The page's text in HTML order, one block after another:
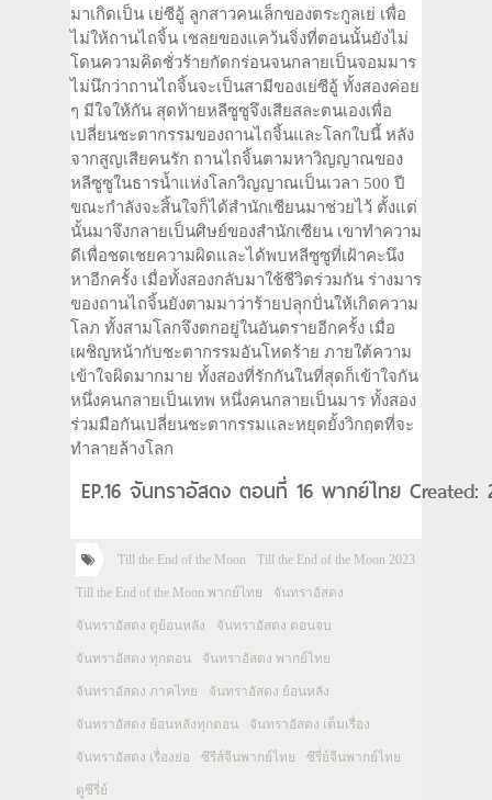
มาเกิดเป็น เย่ซีอู้ ลูกสาวคนเล็กของตระกูลเย่ เพื่อ
ไม่ให้ถานไถจิ้น เชลยของแคว้นจิ่งที่ตอนนั้นยังไม่
โดนความคิดชั่วร้ายกัดกร่อนจนกลายเป็นจอมมาร
ไม่นึกว่าถานไถจิ้นจะเป็นสามีของเย่ซีอู้ ทั้งสองค่อย
ๆ มีใจให้กัน สุดท้ายหลีซูซูจึงเสียสละตนเองเพื่อ
เปลี่ยนชะตากรรมของถานไถจิ้นและโลกใบนี้ หลัง
จากสูญเสียคนรัก ถานไถจิ้นตามหาวิญญาณของ
หลีซูซูในธารน้ำแห่งโลกวิญญาณเป็นเวลา 500 ปี
ขณะกำลังจะสิ้นใจก็ได้สำนักเซียนมาช่วยไว้ ตั้งแต่
นั้นมาจึงกลายเป็นศิษย์ของสำนักเซียน เขาทำความ
ดีเพื่อชดเชยความผิดและได้พบหลีซูซูที่เฝ้าคะนึง
หาอีกครั้ง เมื่อทั้งสองกลับมาใช้ชีวิตร่วมกัน ร่างมาร
ของถานไถจิ้นยังตามมาว่าร้ายปลุกปั่นให้เกิดความ
โลภ ทั้งสามโลกจึงตกอยู่ในอันตรายอีกครั้ง เมื่อ
เผชิญหน้ากับชะตากรรมอันโหดร้าย ภายใต้ความ
เข้าใจผิดมากมาย ทั้งสองที่รักกันในที่สุดก็เข้าใจกัน
หนึ่งคนกลายเป็นเทพ หนึ่งคนกลายเป็นมาร ทั้งสอง
ร่วมมือกันเปลี่ยนชะตากรรมและหยุดยั้งวิกฤตที่จะ
ทำลายล้างโลก
EP.16 จันทราอัสดง ตอนที่ 16 พากย์ไทย
Till the End of the Moon Till the End of the Moon 2023
Till the End of the Moon พากย์ไทย จันทราอัสดง
จันทราอัสดง ดูย้อนหลัง จันทราอัสดง ตอนจบ
จันทราอัสดง ทุกตอน จันทราอัสดง พากย์ไทย
จันทราอัสดง ภาคไทย จันทราอัสดง ย้อนหลัง
จันทราอัสดง ย้อนหลังทุกตอน จันทราอัสดง เต็มเรื่อง
จันทราอัสดง เรื่องย่อ ซีรีส์จีนพากย์ไทย ซีรี่ย์จีนพากย์ไทย
ดูซีรี่ย์